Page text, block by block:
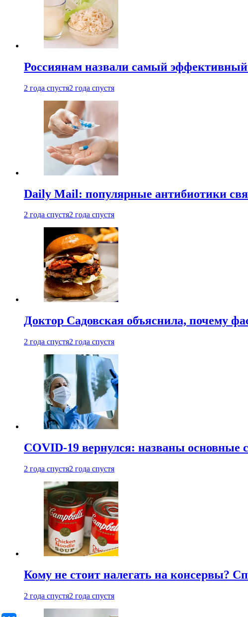
Россиянам назвали самый эффективный
2 года спустя2 года спустя
Daily Mail: популярные антибиотики
2 года спустя2 года спустя
Доктор Садовская объяснила, почему
2 года спустя2 года спустя
COVID-19 вернулся: названы
2 года спустя2 года спустя
Кому не стоит налегать на консервы?
2 года спустя2 года спустя